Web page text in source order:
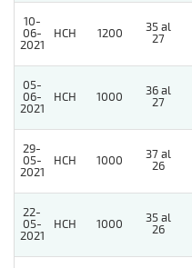
10-
06-
2021
HCH 1200
35 al
27
05-
06-
2021
HCH 1000
36 al
27
29-
05-
2021
HCH 1000
37 al
26
22-
05-
2021
HCH 1000
35 al
26